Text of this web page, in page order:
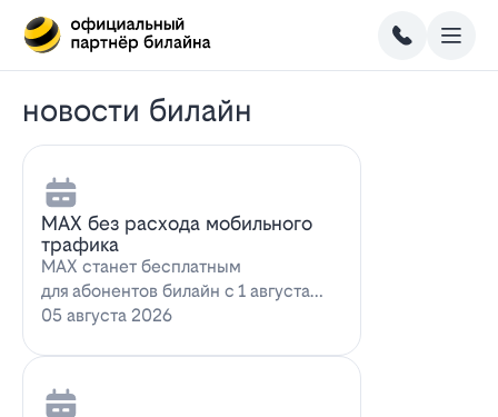
новости билайн
MAX без расхода мобильного
трафика
MAX станет бесплатным
для абонентов билайн с 1 августа
2026 года использование
05 августа 2026